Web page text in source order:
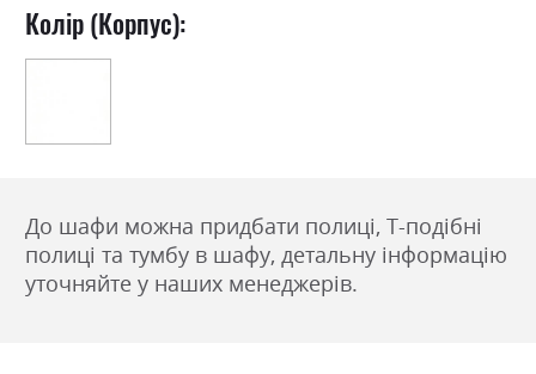
Колір (Корпус):
До шафи можна придбати полиці, Т-подібні
полиці та тумбу в шафу, детальну інформацію
уточняйте у наших менеджерів.